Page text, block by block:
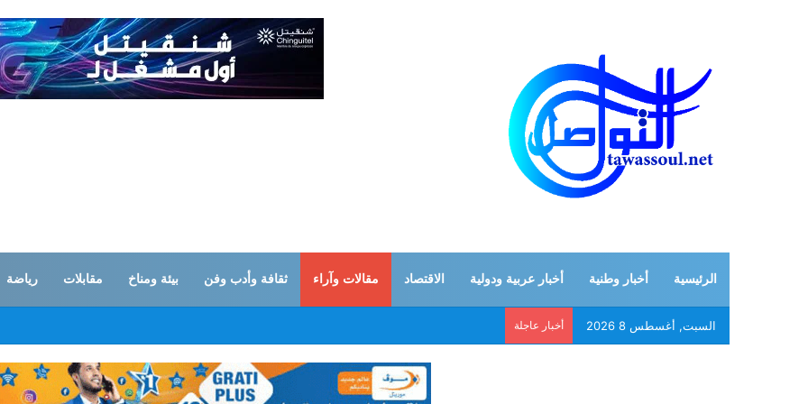
الرئيسية أخبار وطنية أخبار عربية ودولية الاقتصاد مقالات وآراء ثقافة وأدب وفن بيئة ومناخ مقابلات رياضة
السبت, أغسطس 8 2026 أخبار عاجلة